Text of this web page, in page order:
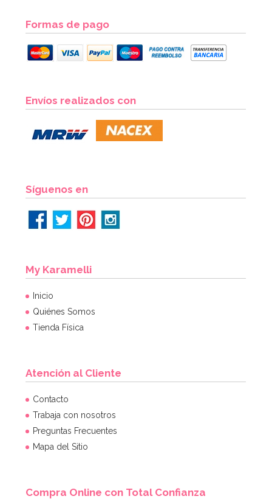
Formas de pago
Envíos realizados con
Síguenos en
My Karamelli
Inicio
Quiénes Somos
Tienda Física
Atención al Cliente
Contacto
Trabaja con nosotros
Preguntas Frecuentes
Mapa del Sitio
Compra Online con Total Confianza